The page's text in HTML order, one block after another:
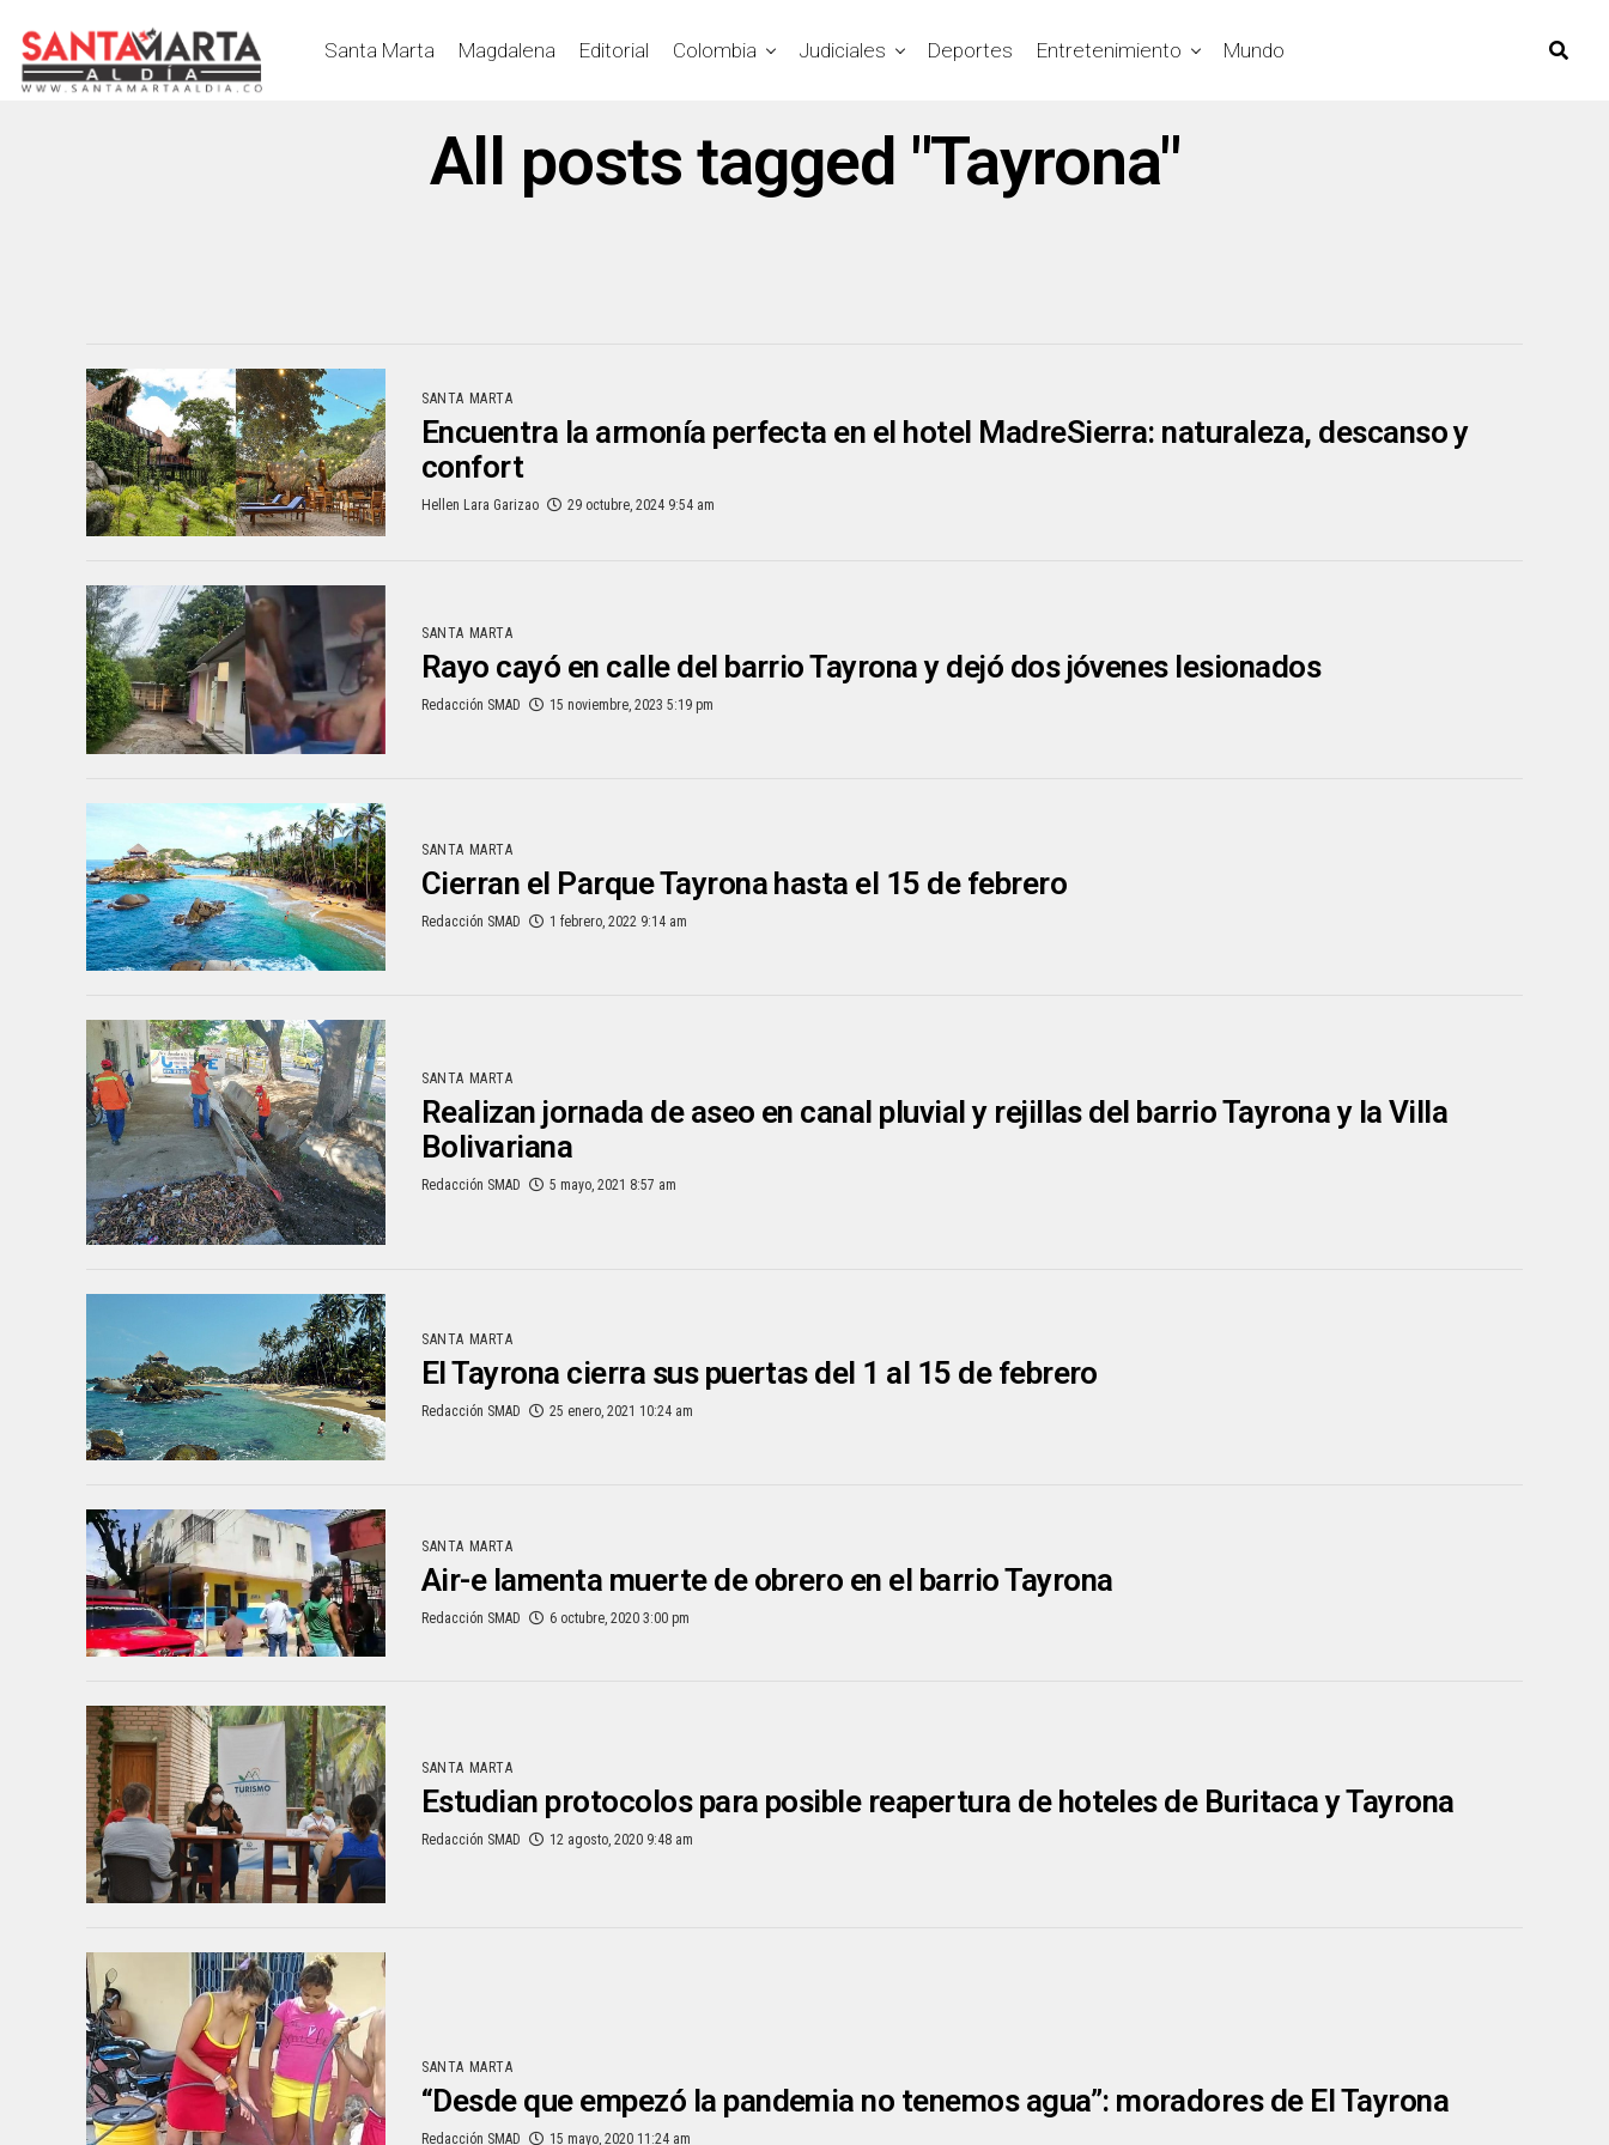
Santa Marta Magdalena Editorial Colombia Judiciales Deportes Entretenimiento Mundo
All posts tagged "Tayrona"
SANTA MARTA
Encuentra la armonía perfecta en el hotel MadreSierra: naturaleza, descanso y
confort
Hellen Lara Garizao 29 octubre, 2024 9:54 am
SANTA MARTA
Rayo cayó en calle del barrio Tayrona y dejó dos jóvenes lesionados
Redacción SMAD 15 noviembre, 2023 5:19 pm
SANTA MARTA
Cierran el Parque Tayrona hasta el 15 de febrero
Redacción SMAD 1 febrero, 2022 9:14 am
SANTA MARTA
Realizan jornada de aseo en canal pluvial y rejillas del barrio Tayrona y la Villa
Bolivariana
Redacción SMAD 5 mayo, 2021 8:57 am
SANTA MARTA
El Tayrona cierra sus puertas del 1 al 15 de febrero
Redacción SMAD 25 enero, 2021 10:24 am
SANTA MARTA
Air-e lamenta muerte de obrero en el barrio Tayrona
Redacción SMAD 6 octubre, 2020 3:00 pm
SANTA MARTA
Estudian protocolos para posible reapertura de hoteles de Buritaca y Tayrona
Redacción SMAD 12 agosto, 2020 9:48 am
SANTA MARTA
“Desde que empezó la pandemia no tenemos agua”: moradores de El Tayrona
Redacción SMAD 15 mayo, 2020 11:24 am